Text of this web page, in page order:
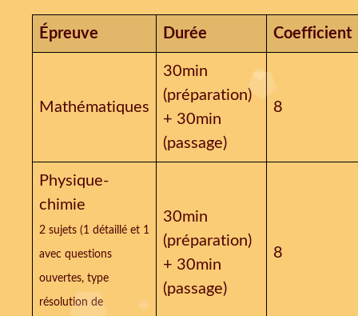
Épreuve Durée Coefficient
Mathématiques
30min
(préparation)
+ 30min
(passage)
8
Physique-
chimie
2 sujets (1 détaillé et 1
avec questions
ouvertes, type
résolution de
30min
(préparation)
+ 30min
(passage)
8